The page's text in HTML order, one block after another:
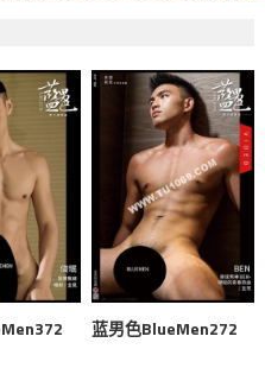
蓝男色BlueMen272